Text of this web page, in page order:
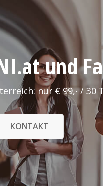
und
nur € 99,- / 30
KONTAKT